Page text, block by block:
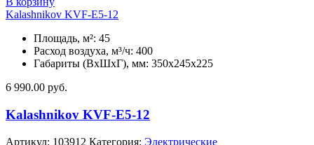
Kalashnikov KVF-E5-12
Площадь, м²: 45
Расход воздуха, м³/ч: 400
Габариты (ВхШхГ), мм: 350x245x225
6 990.00 руб.
Kalashnikov KVF-E5-12
Артикул: 103912 Категория: Электрические